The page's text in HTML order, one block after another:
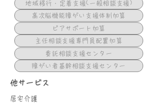
地域移行・定着支援(一般相談支援)
高次脳機能障がい支援体制加算
ピアサポート加算
主任相談支援専門員配置加算
委託相談支援センター
障がい者基幹相談支援センター
他サービス
居宅介護